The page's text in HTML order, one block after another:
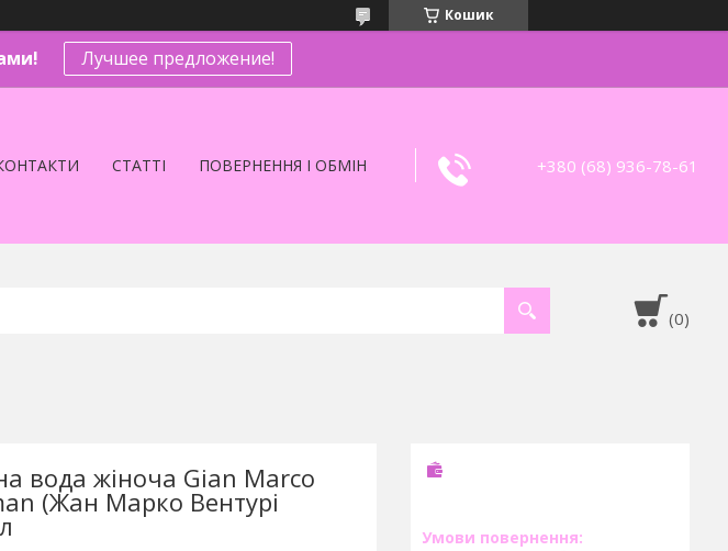
Кошик
Лучшее предложение!
СТАТТІ ПОВЕРНЕННЯ І ОБМІН +380 (68) 936-78-61
вода жіноча Gian Marco
(Жан Марко Вентурі